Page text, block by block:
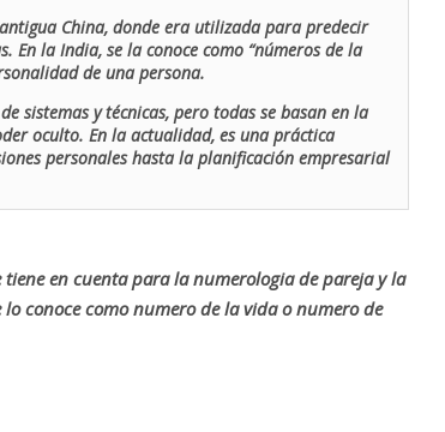
China, donde era utilizada para predecir
la India, se la conoce como “números de la
de una persona.
sistemas y técnicas, pero todas se basan en la
oculto. En la actualidad, es una práctica
personales hasta la planificación empresarial
tiene en cuenta para la numerologia de pareja y la
conoce como numero de la vida o numero de